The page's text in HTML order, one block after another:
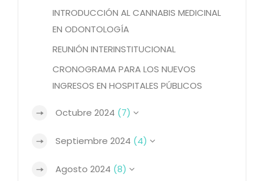
INTRODUCCIÓN AL CANNABIS MEDICINAL
EN ODONTOLOGÍA
REUNIÓN INTERINSTITUCIONAL
CRONOGRAMA PARA LOS NUEVOS
INGRESOS EN HOSPITALES PÚBLICOS
Octubre 2024 (7)
Septiembre 2024 (4)
Agosto 2024 (8)